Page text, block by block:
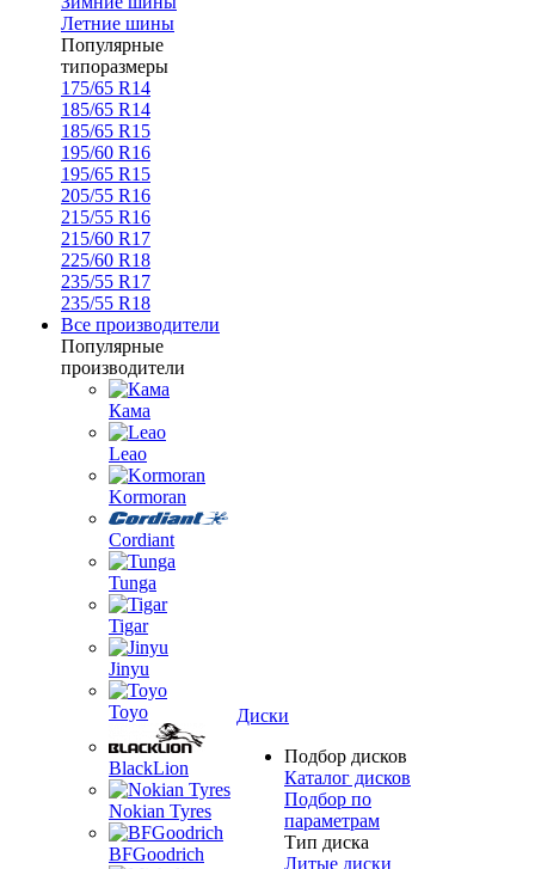
Летние шины
Популярные
типоразмеры
175/65 R14
185/65 R14
185/65 R15
195/60 R16
195/65 R15
205/55 R16
215/55 R16
215/60 R17
225/60 R18
235/55 R17
235/55 R18
Все производители
Популярные
производители
Кама
Leao
Kormoran
Cordiant
Tunga
Tigar
Jinyu
Toyo
BlackLion
Nokian Tyres
BFGoodrich
Диски
Подбор дисков
Каталог дисков
Подбор по
параметрам
Тип диска
Литые диски